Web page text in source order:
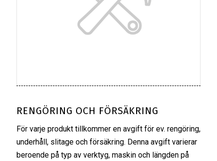
RENGÖRING OCH FÖRSÄKRING
För varje produkt tillkommer en avgift för ev. rengöring,
underhåll, slitage och försäkring. Denna avgift varierar
beroende på typ av verktyg, maskin och längden på